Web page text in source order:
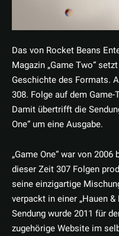
Das von Rocket Beans
Magazin „Game Two“
Geschichte des Formats.
308. Folge auf dem
Damit übertrifft die
One“ um eine Ausgabe.
„Game One“ war von
dieser Zeit 307 Folgen
seine einzigartige
verpackt in einer „Hauen
Sendung wurde 2011 für
zugehörige Website im